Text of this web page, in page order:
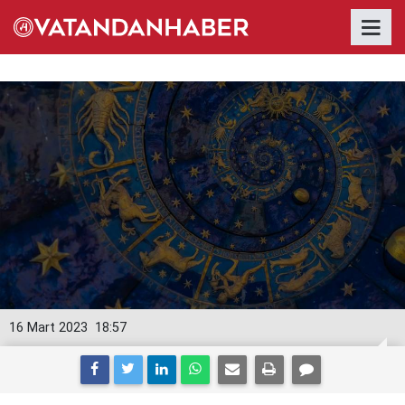
18:57
16 Mart 2023